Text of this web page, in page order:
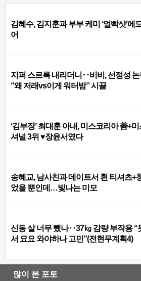
김혜수, 김지훈과 부부 케미 ‘얼빡샷’에
어
지퍼 스르륵 내리더니‥비비, 선정성
“왜 저래vs이게 워터밤” 시끌
‘김부장’ 최대훈 아내, 미스코리아 善+
셔널 3위 ♥장윤서였다
송혜교, 남사친과 데이트서 흰 티셔츠+
었을 뿐인데…빛나는 미모
신동 살 너무 뺐나‥37㎏ 감량 부작용 “
서 요요 와야하나 고민”(전현무계획4)
많이 본 포토